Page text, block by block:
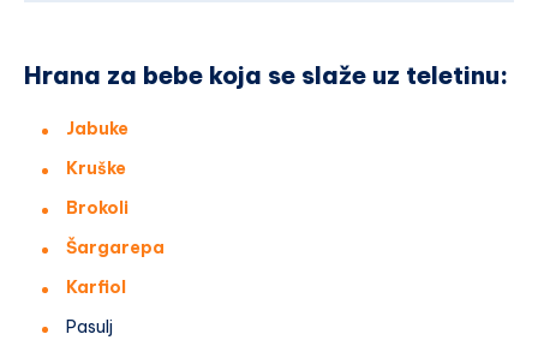
Hrana za bebe koja se slaže uz teletinu:
Jabuke
Kruške
Brokoli
Šargarepa
Karfiol
Pasulj